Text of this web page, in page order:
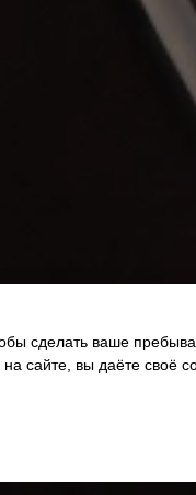
сделать ваше
сайте, вы даёте своё